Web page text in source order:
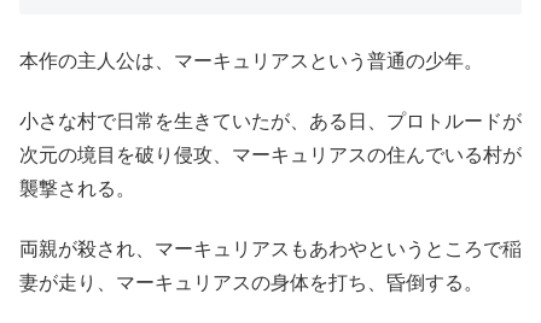
本作の主人公は、マーキュリアスという普通の少年。
小さな村で日常を生きていたが、ある日、プロトルードが
次元の境目を破り侵攻、マーキュリアスの住んでいる村が
襲撃される。
両親が殺され、マーキュリアスもあわやというところで稲
妻が走り、マーキュリアスの身体を打ち、昏倒する。